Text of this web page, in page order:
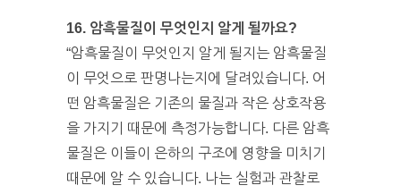
16. 암흑물질이 무엇인지 알게 될까요?
“암흑물질이 무엇인지 알게 될지는 암흑물질
이 무엇으로 판명나는지에 달려있습니다. 어
떤 암흑물질은 기존의 물질과 작은 상호작용
을 가지기 때문에 측정가능합니다. 다른 암흑
물질은 이들이 은하의 구조에 영향을 미치기
때문에 알 수 있습니다. 나는 실험과 관찰로